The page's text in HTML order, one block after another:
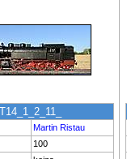
T14_1_2_11_
Martin Ristau
100